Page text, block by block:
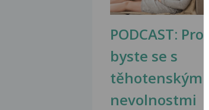
PODCAST: Proč
byste se s
těhotenskými
nevolnostmi